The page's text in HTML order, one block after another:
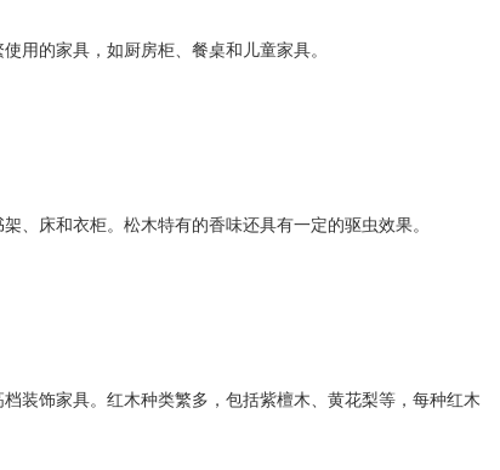
用的家具，如厨房柜、餐桌和儿童家具。
、床和衣柜。松木特有的香味还具有一定的驱虫效果。
装饰家具。红木种类繁多，包括紫檀木、黄花梨等，每种红木